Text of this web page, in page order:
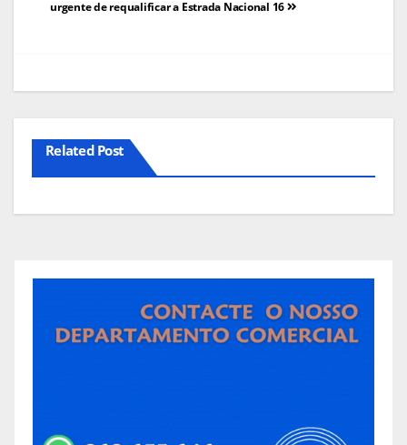
artigos
urgente de requalificar a Estrada Nacional 16
Related Post